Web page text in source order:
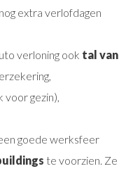
extra verlofdagen
verloning ook tal van
voor gezin),
goede werksfeer
te voorzien. Ze